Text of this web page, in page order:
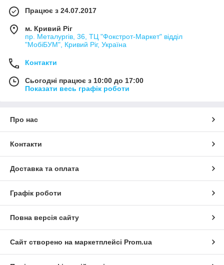
Працює з 24.07.2017
м. Кривий Ріг
пр. Металургів, 36, ТЦ "Фокстрот-Маркет" відділ
"МобіБУМ", Кривий Ріг, Україна
Контакти
Сьогодні працює з 10:00 до 17:00
Показати весь графік роботи
Про нас
Контакти
Доставка та оплата
Графік роботи
Повна версія сайту
Сайт створено на маркетплейсі Prom.ua